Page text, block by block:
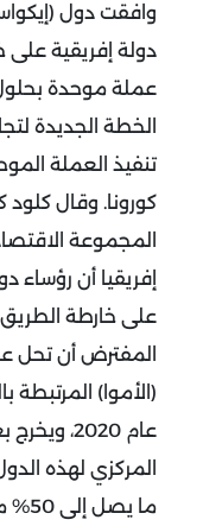
دولة إفريقية
الخطة الجديدة
تنفيذ العملة
كورونا. وقال
المجموعة
إفريقيا أن رؤساء
على خارطة
المفترض أن تحل
(الأموا) المرتبطة
عام 2020،
المركزي لهذه
ما